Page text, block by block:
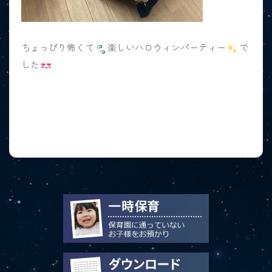
ちょっぴり怖くて 楽しいハロウィンパーティー
で
した